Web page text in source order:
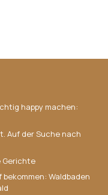
happy machen:
Auf der Suche nach
Gerichte
Waldbaden